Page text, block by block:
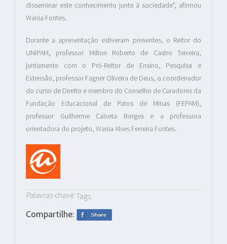
disseminar este conhecimento junto à sociedade”, afirmou
Wania Fontes.
Durante a apresentação estiveram presentes, o Reitor do
UNIPAM, professor Milton Roberto de Castro Teixeira,
juntamente com o Pró-Reitor de Ensino, Pesquisa e
Extensão, professor Fagner Oliveira de Deus, o coordenador
do curso de Direito e membro do Conselho de Curadores da
Fundação Educacional de Patos de Minas (FEPAM),
professor Guilherme Caixeta Borges e a professora
orientadora do projeto, Wania Alves Ferreira Fontes.
Palavras-chave: Tags:
Compartilhe: